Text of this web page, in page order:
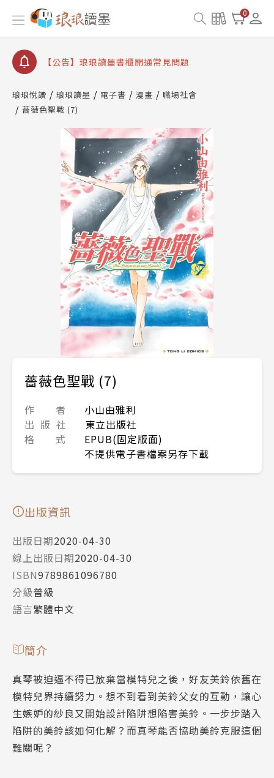
0
【公告】琅琅讀墨數位閱讀資產合併與書櫃開通申請
【公告】琅琅讀墨 3 分鐘完成書櫃開通與資產合併申
【公告】琅琅書店服務升級重要說明及資產合併結果
查詢
琅琅悅讀 琅琅讀墨 電子書 漫畫
職場社會
薔薇色聖戰 (7)
薔薇色聖戰 (7)
作 者
小山由雅利
出 版 社
東立出版社
格 式
EPUB(固定版面)
不提供電子書檔案另存下載
出版資訊
出版日期2020-04-30
線上出版日期2020-04-30
ISBN9789861096780
分級普級
語言繁體中文
簡介
真琴被迫逼不得已放棄當模特兒之後，好友美鈴依舊在
模特兒界持續努力。想不到看到美鈴父女的互動，讓心
生嫉妒的紗良又開始設計陷阱想陷害美鈴。一步步踏入
陷阱的美鈴該如何化解？而真琴能否協助美鈴克服這個
難關呢？